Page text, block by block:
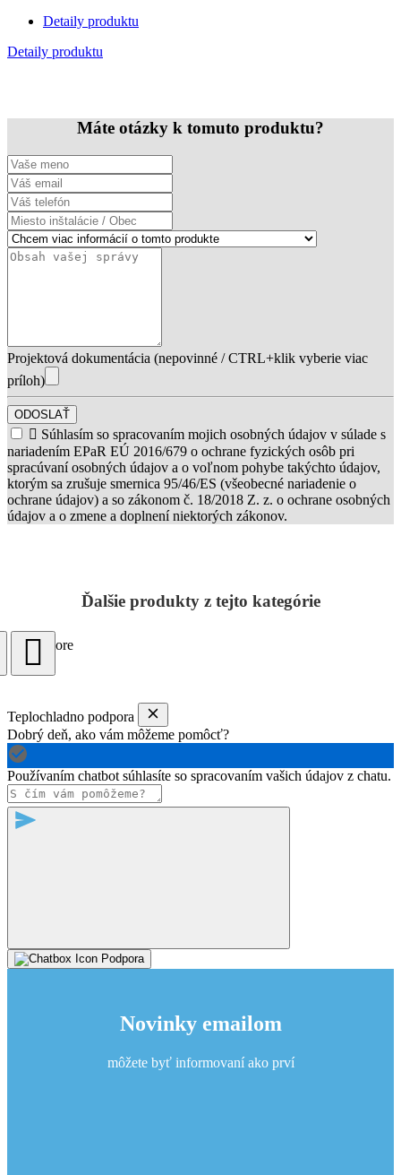
Detaily produktu
Detaily produktu
Máte otázky k tomuto produktu?
Projektová dokumentácia (nepovinné / CTRL+klik vyberie viac
príloh)
ODOSLAŤ
 Súhlasím so spracovaním mojich osobných údajov v súlade s
nariadením EPaR EÚ 2016/679 o ochrane fyzických osôb pri
spracúvaní osobných údajov a o voľnom pohybe takýchto údajov,
ktorým sa zrušuje smernica 95/46/ES (všeobecné nariadenie o
ochrane údajov) a so zákonom č. 18/2018 Z. z. o ochrane osobných
údajov a o zmene a doplnení niektorých zákonov.
Ďalšie produkty z tejto kategórie
Load more
Teplochladno podpora
Dobrý deň, ako vám môžeme pomôcť?
Používaním chatbot súhlasíte so spracovaním vašich údajov z chatu.
Podpora
Novinky emailom
môžete byť informovaní ako prví